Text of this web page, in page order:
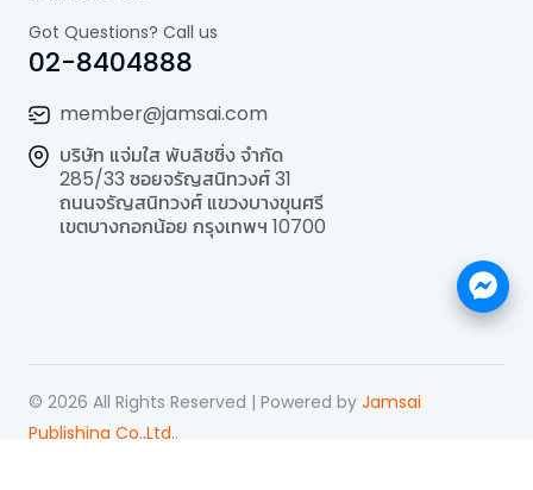
Got Questions? Call us
02-8404888
member@jamsai.com
บริษัท แจ่มใส พับลิชชิ่ง จำกัด
285/33 ซอยจรัญสนิทวงศ์ 31
ถนนจรัญสนิทวงศ์ แขวงบางขุนศรี
เขตบางกอกน้อย กรุงเทพฯ 10700
© 2026 All Rights Reserved | Powered by Jamsai
Publishing Co.,Ltd..